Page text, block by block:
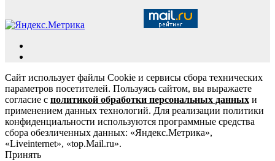
Сайт использует файлы Cookie и сервисы сбора технических
параметров посетителей. Пользуясь сайтом, вы выражаете
согласие с политикой обработки персональных данных и
применением данных технологий. Для реализации политики
конфиденциальности используются программные средства
сбора обезличенных данных: «Яндекс.Метрика»,
«Liveinternet», «top.Mail.ru».
Принять